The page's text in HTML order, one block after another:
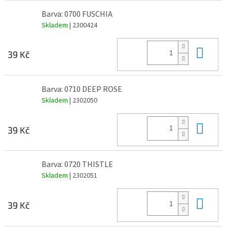
Barva: 0700 FUSCHIA
Skladem | 2300424
39 Kč
Barva: 0710 DEEP ROSE
Skladem | 2302050
39 Kč
Barva: 0720 THISTLE
Skladem | 2302051
39 Kč